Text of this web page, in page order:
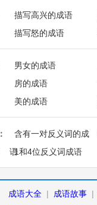
描写高兴的成语
描写怒的成语
男女的成语
房的成语
美的成语
：
含有一对反义词的成
语1和4位反义词成语
成语大全 | 成语故事 |